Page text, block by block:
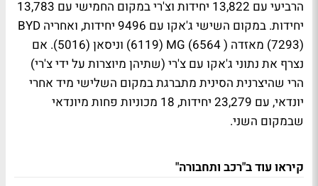
הרביעי עם 13,822 יחידות וצ'רי במקום החמישי עם 13,783
יחידות. במקום השישי ג'אקו עם 9496 יחידות, ואחריה
BYD
(7293) מאזדה ( 6564)
MG
(6119) וניסאן (5016). אם
נצרף את נתוני ג'אקו עם צ'רי (שתיהן מיוצרות על ידי צ'רי)
הרי שהיצרנית הסינית מתברגת במקום השלישי מיד אחרי
יונדאי, עם 23,279 יחידות, 18 מכוניות פחות מיונדאי
שבמקום השני.
קיראו עוד ב"רכב ותחבורה"